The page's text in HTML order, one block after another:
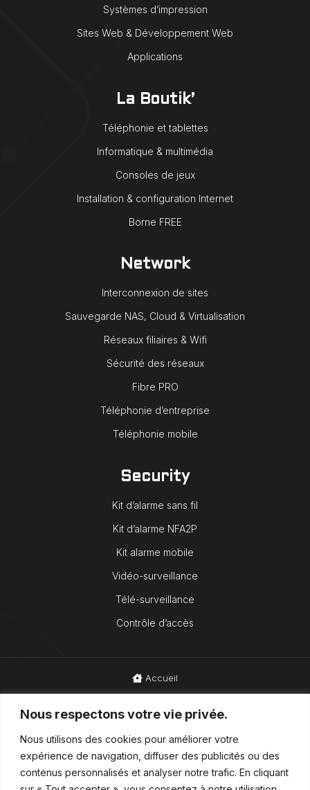
Nous respectons votre vie privée.
Nous utilisons des cookies pour améliorer votre
expérience de navigation, diffuser des publicités ou des
contenus personnalisés et analyser notre trafic. En cliquant
Systèmes d’impression
Sites Web & Développement Web
Applications
La Boutik’
Téléphonie et tablettes
Informatique & multimédia
Consoles de jeux
Installation & configuration Internet
Borne FREE
Network
Interconnexion de sites
Sauvegarde NAS, Cloud & Virtualisation
Réseaux filiaires & Wifi
Sécurité des réseaux
Fibre PRO
Téléphonie d’entreprise
Téléphonie mobile
Security
Kit d’alarme sans fil
Kit d’alarme NFA2P
Kit alarme mobile
Vidéo-surveillance
Télé-surveillance
Contrôle d’accès
Accueil
Mentions légales
CGUV